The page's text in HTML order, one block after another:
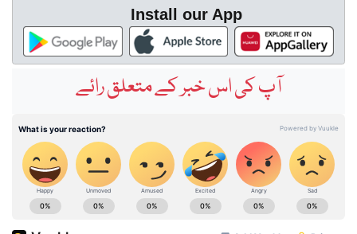
Install our App
آپ کی اس خبر کے متعلق رائے